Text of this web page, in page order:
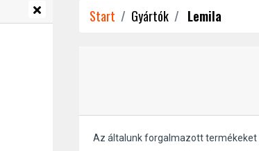
Start Gyártók Lemila
Az általunk forgalmazott termékeket